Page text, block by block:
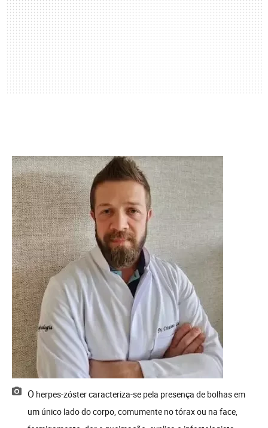
O herpes-zóster caracteriza-se pela presença de bolhas em
um único lado do corpo, comumente no tórax ou na face,